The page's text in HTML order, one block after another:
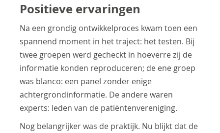
Positieve ervaringen
Na een grondig ontwikkelproces kwam toen een
spannend moment in het traject: het testen. Bij
twee groepen werd gecheckt in hoeverre zij de
informatie konden reproduceren; de ene groep
was blanco: een panel zonder enige
achtergrondinformatie. De andere waren
experts: leden van de patiëntenvereniging.
Nog belangrijker was de praktijk. Nu blijkt dat de